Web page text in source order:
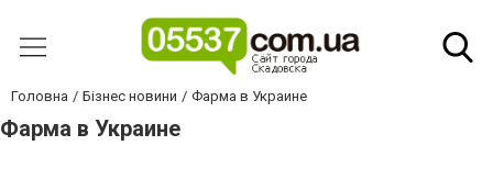
Головна Бізнес новини Фарма в Украине
Фарма в Украине